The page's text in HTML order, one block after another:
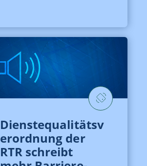
Dienstequalitätsv
erordnung der
RTR schreibt